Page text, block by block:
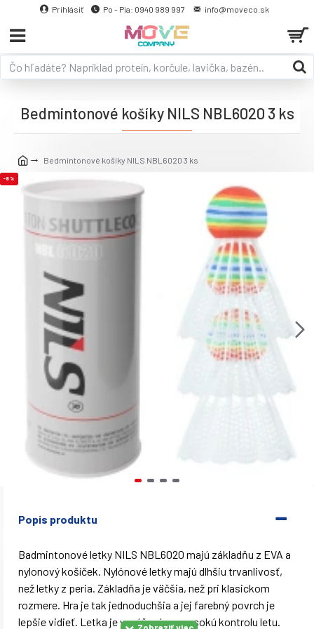
Prihlásiť Po - Pia: 0940 989 997 info@moveco.sk
Bedmintonové košíky NILS NBL6020 3 ks
Bedmintonové košíky NILS NBL6020 3 ks
-8 %
Popis produktu
Badmintonové letky NILS NBL6020 majú základňu z EVA a
nylonový košíček. Nylónové letky majú dlhšiu trvanlivosť,
než letky z peria. Základňa je väčšia, než pri klasickom
rozmere. Hra je tak jednoduchšia a jej farebný povrch je
lepšie vidieť. Letka je vyvážená pre vysokú kontrolu letu.